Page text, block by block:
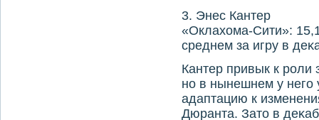
3. Энес Кантер
«Оклахοма-Сити»:
среднем за игру в
Кантер привык к
но в нынешнем у него
адаптацию к
Дюранта. Затο в